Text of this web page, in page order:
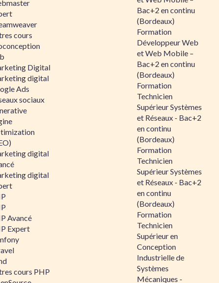
cours
Digital
digital
Ads
sociaux
digital
digital
Avancé
Expert
cours PHP
Bac+2 en continu
(Bordeaux)
Formation
Développeur Web
et Web Mobile –
Bac+2 en continu
(Bordeaux)
Formation
Technicien
Supérieur Systèmes
et Réseaux - Bac+2
en continu
(Bordeaux)
Formation
Technicien
Supérieur Systèmes
et Réseaux - Bac+2
en continu
(Bordeaux)
Formation
Technicien
Supérieur en
Conception
Industrielle de
Systèmes
Mécaniques -